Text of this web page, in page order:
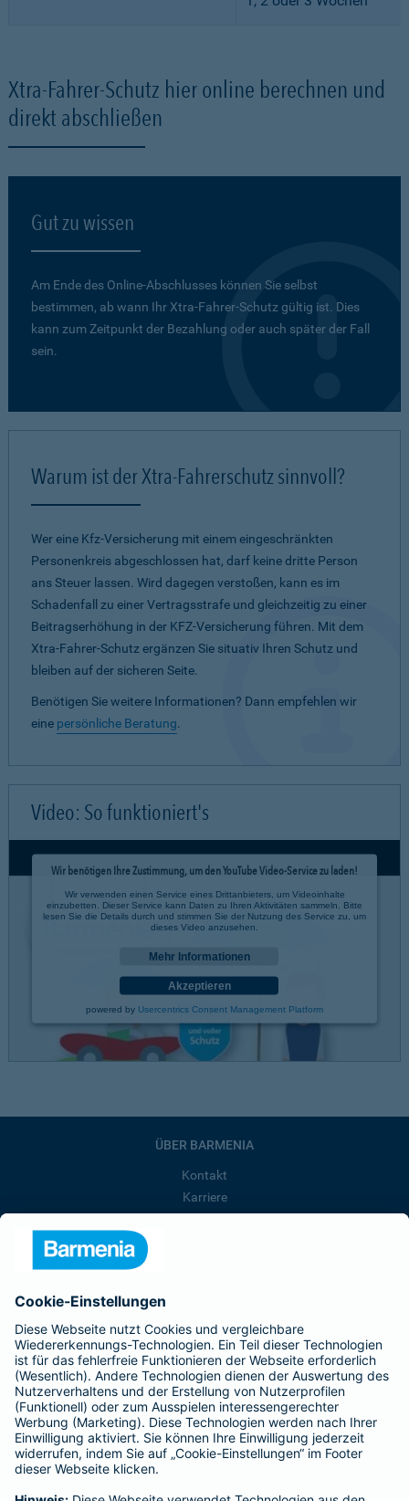
Xtra-Fahrer-Schutz hier online berechnen und
direkt abschließen
Gut zu wissen
Am Ende des Online-Abschlusses können Sie selbst
bestimmen, ab wann Ihr Xtra-Fahrer-Schutz gültig ist. Dies
kann zum Zeitpunkt der Bezahlung oder auch später der Fall
sein.
Warum ist der Xtra-Fahrerschutz sinnvoll?
Wer eine Kfz-Versicherung mit einem eingeschränkten
Personenkreis abgeschlossen hat, darf keine dritte Person
ans Steuer lassen. Wird dagegen verstoßen, kann es im
Schadenfall zu einer Vertragsstrafe und gleichzeitig zu einer
Beitragserhöhung in der KFZ-Versicherung führen. Mit dem
Xtra-Fahrer-Schutz ergänzen Sie situativ Ihren Schutz und
bleiben auf der sicheren Seite.
Benötigen Sie weitere Informationen? Dann empfehlen wir
eine persönliche Beratung.
Video: So funktioniert's
Wir benötigen Ihre Zustimmung, um den YouTube Video-Service zu laden!
Wir verwenden einen Service eines Drittanbieters, um Videoinhalte
einzubetten. Dieser Service kann Daten zu Ihren Aktivitäten sammeln. Bitte
lesen Sie die Details durch und stimmen Sie der Nutzung des Service zu, um
dieses Video anzusehen.
Mehr Informationen
Akzeptieren
powered by Usercentrics Consent Management Platform
ÜBER BARMENIA
Kontakt
Karriere
Barmenia ist Teil der BarmeniaGothaer
BELIEBTE SEITEN
Kranken-Zusatzversicherung
Tierversicherungen
Haftpflichtversicherung
Hausratversicherung